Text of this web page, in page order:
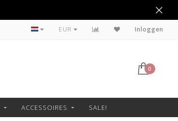
Betaal achteraf met Klarna
EUR Inloggen
0
ACCESSOIRES SALE!